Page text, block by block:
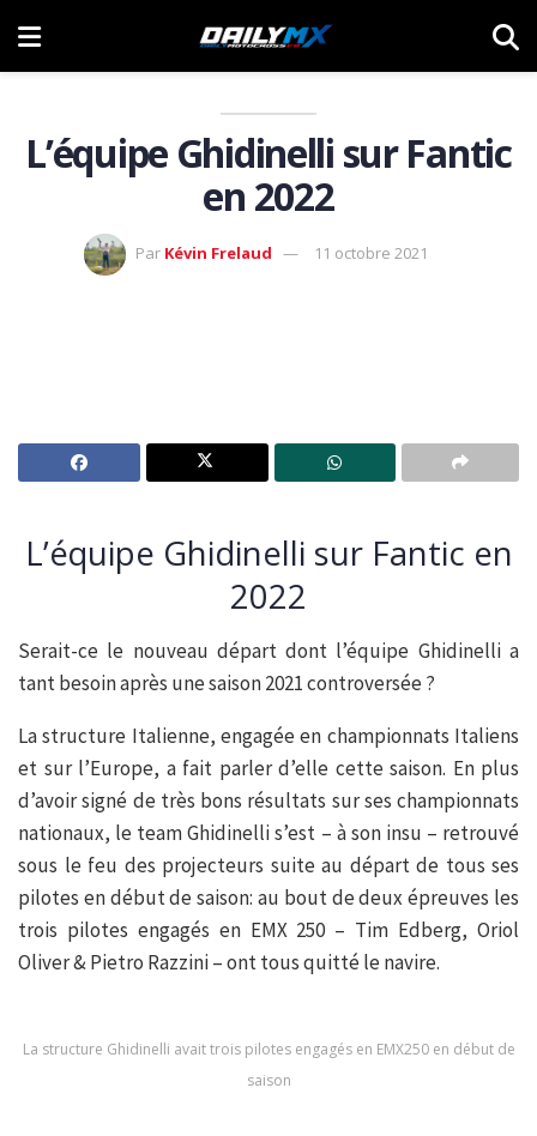
L’équipe Ghidinelli sur Fantic
en 2022
Par Kévin Frelaud 11 octobre 2021
L’équipe Ghidinelli sur Fantic en
2022
Serait-ce le nouveau départ dont l’équipe Ghidinelli a
tant besoin après une saison 2021 controversée ?
La structure Italienne, engagée en championnats Italiens
et sur l’Europe, a fait parler d’elle cette saison. En plus
d’avoir signé de très bons résultats sur ses championnats
nationaux, le team Ghidinelli s’est – à son insu – retrouvé
sous le feu des projecteurs suite au départ de tous ses
pilotes en début de saison: au bout de deux épreuves les
trois pilotes engagés en EMX 250 – Tim Edberg, Oriol
Oliver & Pietro Razzini – ont tous quitté le navire.
La structure Ghidinelli avait trois pilotes engagés en EMX250 en début de
saison